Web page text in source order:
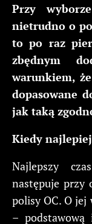
Przy
nietrudno o
to po raz
zbędnym
warunkiem,
dopasowane
jak taką
Kiedy
Najlepszy
następuje przy
polisy OC. O
– podstawową